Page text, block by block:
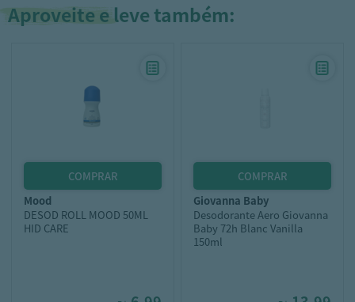
Aproveite e leve também:
mood
DESOD ROLL MOOD 50ML
HID CARE
giovanna baby
Desodorante Aero Giovanna
Baby 72h Blanc Vanilla
150ml